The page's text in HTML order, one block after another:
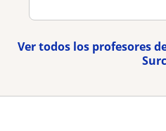
Ver todos los profesores